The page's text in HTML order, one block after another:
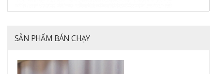
SẢN PHẨM BÁN CHẠY